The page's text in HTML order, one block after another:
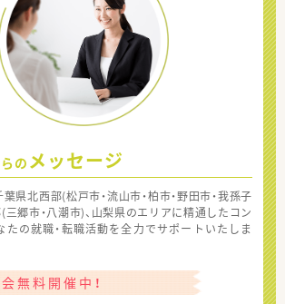
の メッセージ
葉県北西部(松戸市・流山市・柏市・野田市・我孫子
三郷市・八潮市)、山梨県のエリアに精通したコン
の就職・転職活動を全力でサポートいたしま
無料開催中！